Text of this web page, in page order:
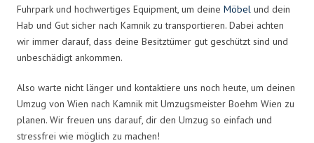
Fuhrpark und hochwertiges Equipment, um deine Möbel und dein
Hab und Gut sicher nach Kamnik zu transportieren. Dabei achten
wir immer darauf, dass deine Besitztümer gut geschützt sind und
unbeschädigt ankommen.
Also warte nicht länger und kontaktiere uns noch heute, um deinen
Umzug von Wien nach Kamnik mit Umzugsmeister Boehm Wien zu
planen. Wir freuen uns darauf, dir den Umzug so einfach und
stressfrei wie möglich zu machen!